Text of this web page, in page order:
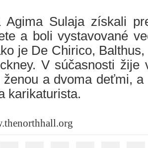
Agima Sulaja získali
a boli vystavované
je De Chirico,
V súčasnosti žije
ženou a dvoma deťmi,
karikaturista.